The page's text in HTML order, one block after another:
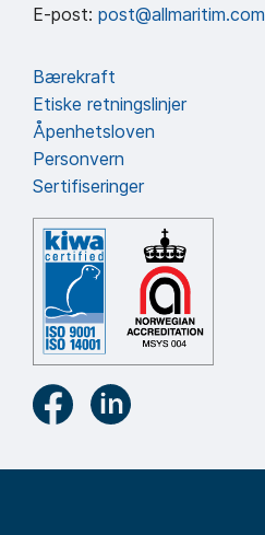
E-post: post@allmaritim.com
Bærekraft
Etiske retningslinjer
Åpenhetsloven
Personvern
Sertifiseringer